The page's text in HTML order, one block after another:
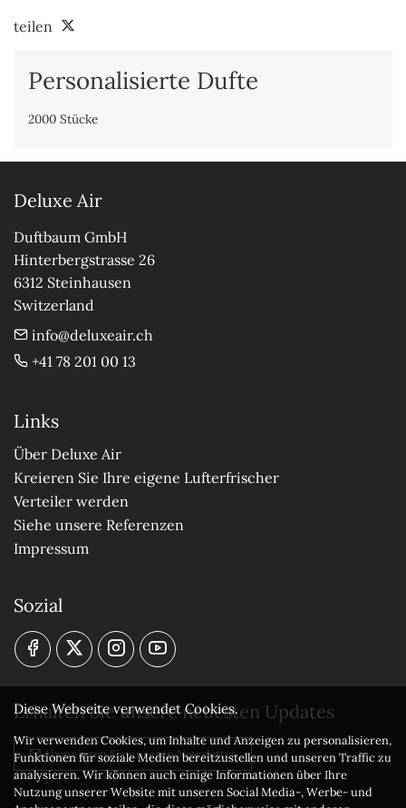
teilen
Personalisierte Dufte
2000 Stücke
Deluxe Air
Duftbaum GmbH
Hinterbergstrasse 26
6312 Steinhausen
Switzerland
info@deluxeair.ch
+41 78 201 00 13
Links
Über Deluxe Air
Kreieren Sie Ihre eigene Lufterfrischer
Verteiler werden
Siehe unsere Referenzen
Impressum
Sozial
Erhalten Sie unsere neuesten Updates
Abonnieren Sie unseren Newsletter
Diese Webseite verwendet Cookies.
Wir verwenden Cookies, um Inhalte und Anzeigen zu personalisieren,
Funktionen für soziale Medien bereitzustellen und unseren Traffic zu
analysieren. Wir können auch einige Informationen über Ihre
Nutzung unserer Website mit unseren Social Media-, Werbe- und